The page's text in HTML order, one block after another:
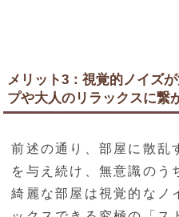
メリット3：視覚的ノイズ
プや大人のリラックスに繋
前述の通り、部屋に散乱
を与え続け、無意識のう
綺麗な部屋は視覚的なノ